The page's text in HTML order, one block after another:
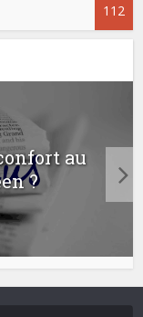
112
au
?